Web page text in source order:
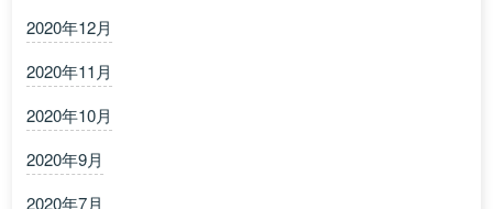
2020年12月
2020年11月
2020年10月
2020年9月
2020年7月